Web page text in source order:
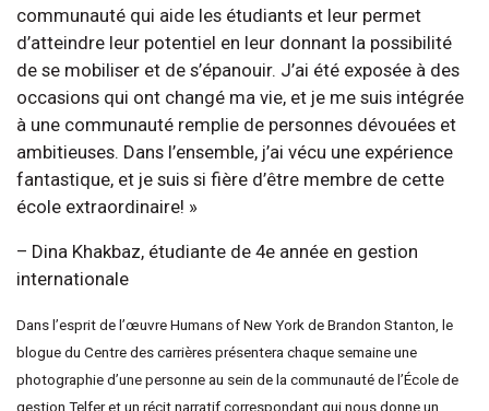
communauté qui aide les étudiants et leur permet
d’atteindre leur potentiel en leur donnant la possibilité
de se mobiliser et de s’épanouir. J’ai été exposée à des
occasions qui ont changé ma vie, et je me suis intégrée
à une communauté remplie de personnes dévouées et
ambitieuses. Dans l’ensemble, j’ai vécu une expérience
fantastique, et je suis si fière d’être membre de cette
école extraordinaire! »
– Dina Khakbaz, étudiante de 4e année en gestion
internationale
Dans l’esprit de l’œuvre Humans of New York de Brandon Stanton, le
blogue du Centre des carrières présentera chaque semaine une
photographie d’une personne au sein de la communauté de l’École de
gestion Telfer et un récit narratif correspondant qui nous donne un